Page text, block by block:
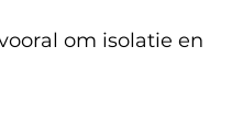
om isolatie en